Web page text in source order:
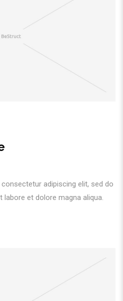
adipiscing elit, sed do
et dolore magna aliqua.